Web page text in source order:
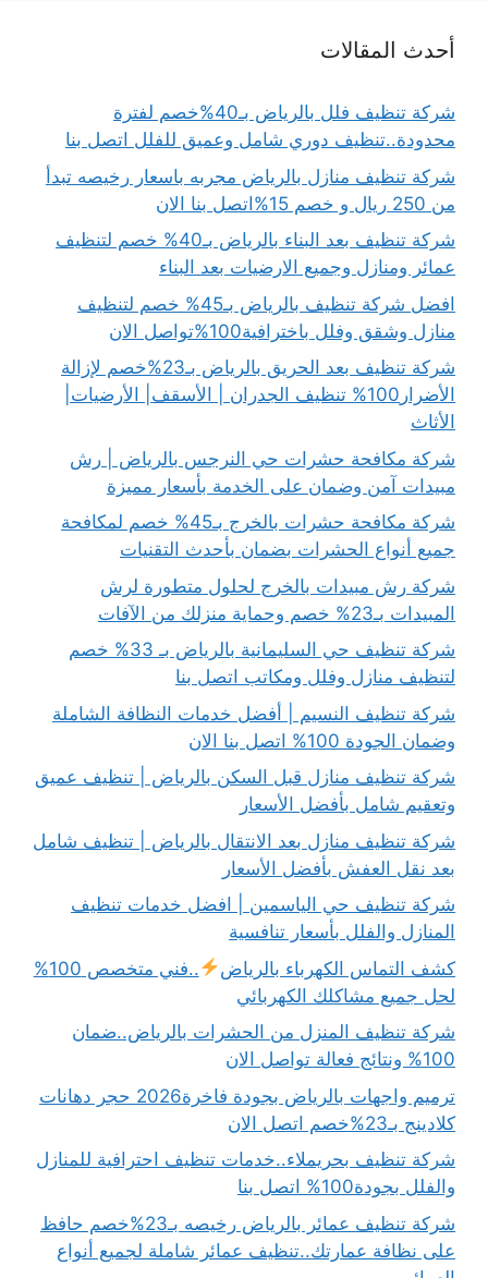
أحدث المقالات
شركة تنظيف فلل بالرياض بـ40%خصم لفترة
محدودة..تنظيف دوري شامل وعميق للفلل اتصل بنا
شركة تنظيف منازل بالرياض مجربه باسعار رخيصه تبدأ
من 250 ريال و خصم 15%اتصل بنا الان
شركة تنظيف بعد البناء بالرياض بـ40% خصم لتنظيف
عمائر ومنازل وجميع الارضيات بعد البناء
افضل شركة تنظيف بالرياض بـ45% خصم لتنظيف
منازل وشقق وفلل باخترافية100%تواصل الان
شركة تنظيف بعد الحريق بالرياض بـ23%خصم لإزالة
الأضرار100% تنظيف الجدران | الأسقف| الأرضيات|
الأثاث
شركة مكافحة حشرات حي النرجس بالرياض | رش
مبيدات آمن وضمان على الخدمة بأسعار مميزة
شركة مكافحة حشرات بالخرج بـ45% خصم لمكافحة
جميع أنواع الحشرات بضمان بأحدث التقنيات
شركة رش مبيدات بالخرج لحلول متطورة لرش
المبيدات بـ23% خصم وحماية منزلك من الآفات
شركة تنظيف حي السليمانية بالرياض بـ 33% خصم
لتنظيف منازل وفلل ومكاتب اتصل بنا
شركة تنظيف النسيم | أفضل خدمات النظافة الشاملة
وضمان الجودة 100% اتصل بنا الان
شركة تنظيف منازل قبل السكن بالرياض | تنظيف عميق
وتعقيم شامل بأفضل الأسعار
شركة تنظيف منازل بعد الانتقال بالرياض | تنظيف شامل
بعد نقل العفش بأفضل الأسعار
شركة تنظيف حي الياسمين | افضل خدمات تنظيف
المنازل والفلل بأسعار تنافسية
كشف التماس الكهرباء بالرياض
..فني متخصص 100%
لحل جميع مشاكلك الكهربائي
شركة تنظيف المنزل من الحشرات بالرياض..ضمان
100% ونتائج فعالة تواصل الان
ترميم واجهات بالرياض بجودة فاخرة2026 حجر دهانات
كلادينج بـ23%خصم اتصل الان
شركة تنظيف بحريملاء..خدمات تنظيف احترافية للمنازل
والفلل بجودة100% اتصل بنا
شركة تنظيف عمائر بالرياض رخيصه بـ23%خصم حافظ
على نظافة عمارتك..تنظيف عمائر شاملة لجميع أنواع